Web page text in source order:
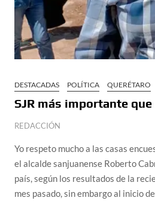
DESTACADAS POLÍTICA QUERÉTARO
SJR más importante
REDACCIÓN
Yo respeto mucho a las casas
el alcalde sanjuanense Roberto
país, según los resultados de la
mes pasado, sin embargo al inicio